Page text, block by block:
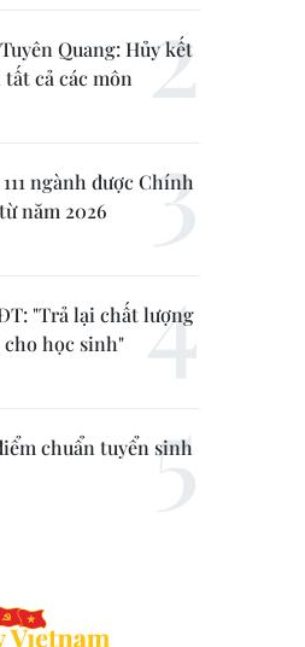
Quang: Hủy kết
cả các môn
ngành được Chính
năm 2026
"Trả lại chất lượng
học sinh"
chuẩn tuyển sinh